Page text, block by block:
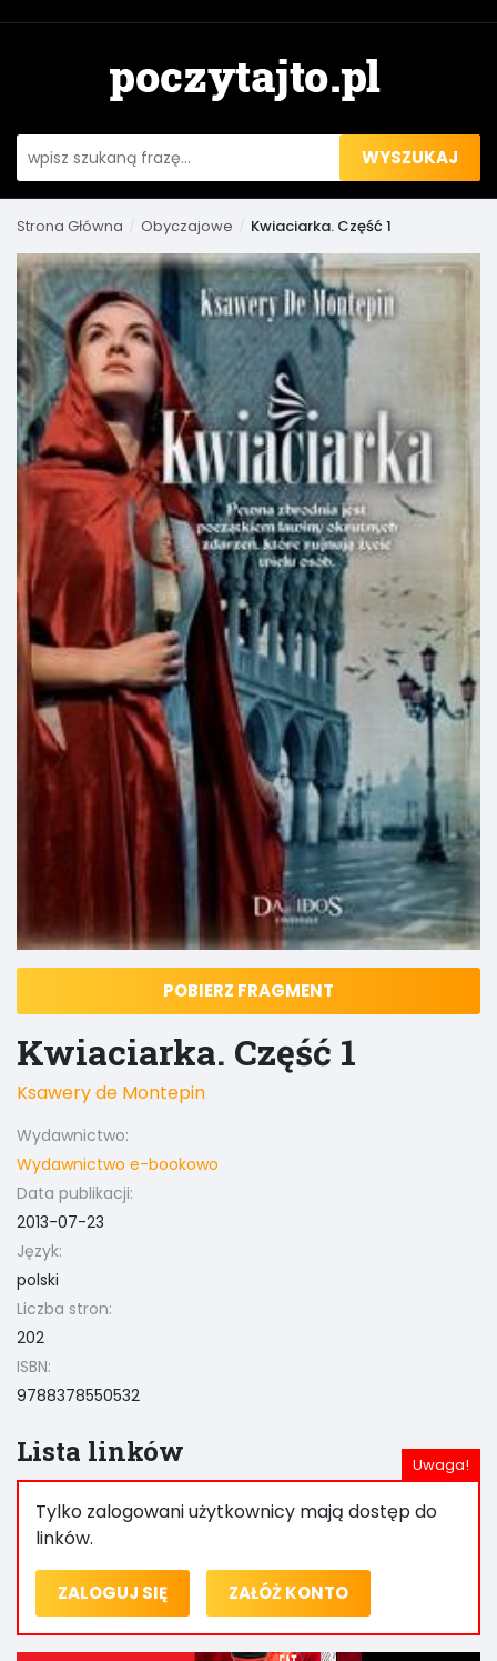
WYSZUKAJ
Strona Główna Obyczajowe Kwiaciarka. Część 1
POBIERZ FRAGMENT
Kwiaciarka. Część 1
Ksawery de Montepin
Wydawnictwo:
Wydawnictwo e-bookowo
Data publikacji:
2013-07-23
Język:
polski
Liczba stron:
202
ISBN:
9788378550532
Lista linków
Tylko zalogowani użytkownicy mają dostęp do
linków.
ZALOGUJ SIĘ ZAŁÓŻ KONTO